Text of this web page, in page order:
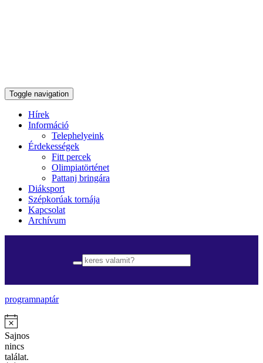
Toggle navigation
Hírek
Információ
Telephelyeink
Érdekességek
Fitt percek
Olimpiatörténet
Pattanj bringára
Diáksport
Szépkorúak tornája
Kapcsolat
Archívum
programnaptár
Sajnos
nincs
találat.